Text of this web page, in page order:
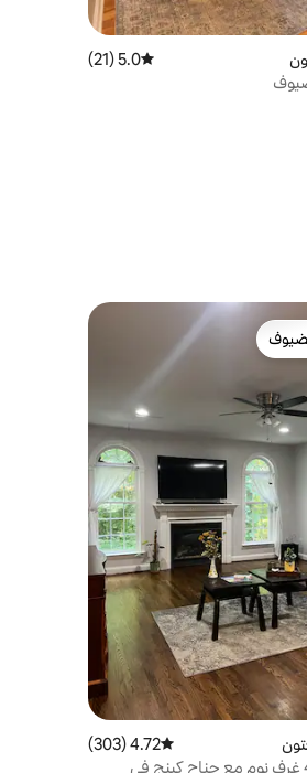
متوسط التقييم 5.0 من 5، 21 مراجعات
5.0 (21)
متوسط التقييم 4.72 من 5، 303 مراجعات
4.72 (303)
جناح راديانت 4 غرف نوم مع جناح كينج في